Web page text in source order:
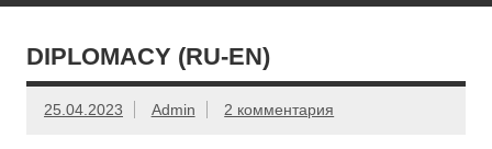
DIPLOMACY (RU-EN)
25.04.2023 Admin 2 комментария